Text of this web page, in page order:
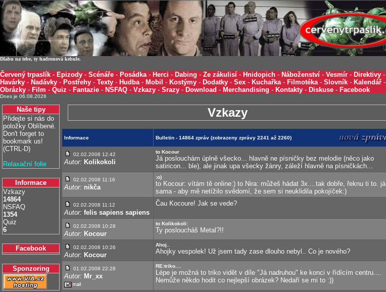
Dlabu na tebe, ty hadronová kebule.
Červený trpaslík - Epizody - Scénáře - Posádka- Herci - Dabing - Ze zákulisí - Hnidopich - Náboženství - Vesmír - Direktivy -
Havárky - Nadávky - Postřehy - Texty - Hudba- Mobil - Kostýmy - Dodatky - Sex - Kuchařka- Filmotéka- Slovník - Kalendář -
Obrázky - Film - Quiz - Fantazie - NSFAQ - Vzkazy - Srazy - Download - Merchandising - Kontakty - Diskuse - Facebook
Dnes je 06.08.2026
Naše tipy
Přidejte si nás do
položky Oblíbené.
Don't forget to
bookmark us!
(CTRL-D)
Relaxační folie
Informace
Vzkazy
14864
NSFAQ
1354
Quiz
6
Facebook
Sponzoring
Vzkazy
Informace Bulletin - 14864 zpráv (zobrazeny zprávy 2241 až 2260)
02.02.2008 12:42
Autor: Kolikokoli
to Kocour
Já poslouchám úplně všecko... hlavně ne písničky bez melodie (něco jako
satiricon... ble), ale jinak upa všecky žánry, záleží hlavně na písničkách...
02.02.2008 11:16
Autor: nikča
:o)
to Kocour: vítám tě online:) to Nira: můžeš hádat 3x....tak dobře, řeknu ti to. já
sama - aby mě netížilo svědomí, že sem si neuklidila pokojíček:)
02.02.2008 11:12
Autor: felis sapiens sapiens
Čau Kocoure! Jak se vede?
02.02.2008 10:28
Autor: Kocour
to Kolikokoli:
Ty posloucháš Metal?!!
02.02.2008 10:26
Autor: Kocour
Ahoj..
Ahojky vespolek! Už jsem tady zase dlouho nebyl.. Co je nového?
01.02.2008 22:28
Autor: Mr_xx
RE:triko....
Lépe je možná to triko vidět v díle "Já nadruhou" ke konci v řídícím centru....
Nemůže někdo hodit co nejlepší obrázek? Nedaří se mi to :))